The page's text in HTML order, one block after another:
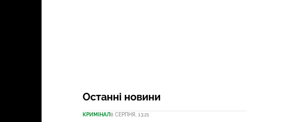
Останні новини
КРИМІНАЛ8 СЕРПНЯ, 13:21